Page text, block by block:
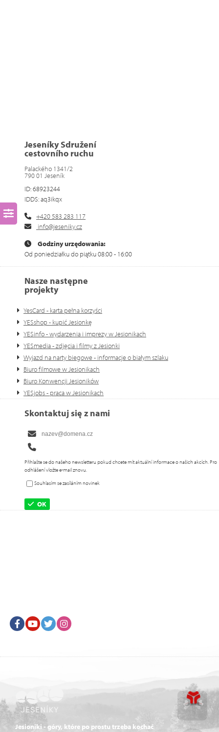
Jeseníky Sdružení
cestovního ruchu
Palackého 1341/2
790 01 Jeseník
ID: 68923244
IDDS: aq3ikqx
+420 583 283 117
info@jeseniky.cz
Godziny urzędowania:
Od poniedziałku do piątku 08:00 - 16:00
Nasze następne
projekty
YesCard - karta pełna korzyści
YESshop - kupić Jesionkę
YESinfo - wydarzenia i imprezy w Jesionikach
YESmedia - zdjęcia i filmy z Jesionki
Wyjazd na narty biegowe - informacje o białym szlaku
Biuro filmowe w Jesionikach
Biuro Konwencji Jesioników
YESjobs - praca w Jesionikach
Skontaktuj się z nami
Přihlašte se do našeho newsletteru pokud chcete mít aktuální informace o našich akcích. Pro
odhlášení vložte e-mail znovu.
Souhlasím se zasíláním novinek
OK
FacebookYoutubeTwitter
Jesioniki - góry, które po prostu trzeba kochać